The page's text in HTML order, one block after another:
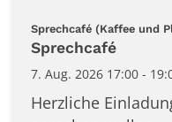
Sprechcafé (Kaffee und
Sprechcafé
7. Aug. 2026 17:00 -
Herzliche